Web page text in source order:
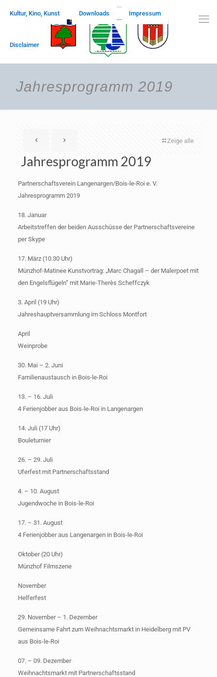
Kultur, Kino, Kunst Downloads Impressum
Disclaimer
Jahresprogramm 2019
Zeige alle
Jahresprogramm 2019
Partnerschaftsverein Langenargen/Bois-le-Roi e. V.
Jahresprogramm 2019
18. Januar
Arbeitstreffen der beiden Ausschüsse der Partnerschaftsvereine
per Skype
17. März (10.30 Uhr)
Münzhof-Matinee Kunstvortrag: „Marc Chagall – der Malerpoet mit
den Engelsflügeln“ mit Marie-Therès Scheffczyk
3. April (19 Uhr)
Jahreshauptversammlung im Schloss Montfort
April
Weinprobe
30. Mai – 2. Juni
Familienaustausch in Bois-le-Roi
13. – 16. Juli
4 Ferienjobber aus Bois-le-Roi in Langenargen
14. Juli (17 Uhr)
Bouleturnier
26. – 29. Juli
Uferfest mit Partnerschaftsstand
4. – 10. August
Jugendwoche in Bois-le-Roi
17. – 31. August
4 Ferienjobber aus Langenargen in Bois-le-Roi
Oktober (20 Uhr)
Münzhof Filmszene
November
Helferfest
29. November – 1. Dezember
Gemeinsame Fahrt zum Weihnachtsmarkt in Heidelberg mit PV
aus Bois-le-Roi
07. – 09. Dezember
Weihnachtsmarkt mit Partnerschaftsstand